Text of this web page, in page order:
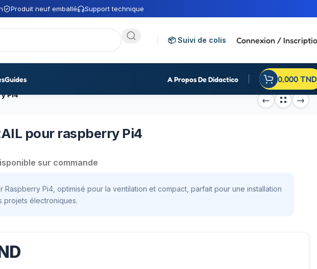
Produit neuf emballé Support technique
📦 Suivi de colis Connexion /
Guides A Propos De Didactico 0,000 TND
Pi4
pour raspberry Pi4
sur commande
Raspberry Pi4, optimisé pour la ventilation et compact, parfait pour une installation
projets électroniques.